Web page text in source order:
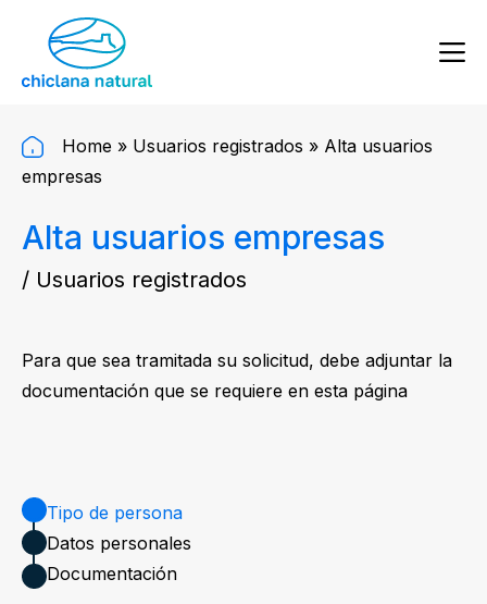
Home » Usuarios registrados » Alta usuarios
empresas
Alta usuarios empresas
/ Usuarios registrados
Para que sea tramitada su solicitud, debe adjuntar la
documentación que se requiere en esta página
Tipo de persona
Datos personales
Documentación